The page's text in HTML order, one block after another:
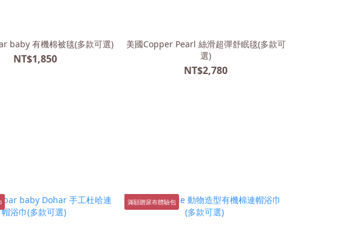
baby 有機棉被毯(多款可選)
NT$1,850
美國Copper Pearl 絲滑超彈舒眠毯(多款可
選)
NT$2,780
滿額贈尿布體驗包